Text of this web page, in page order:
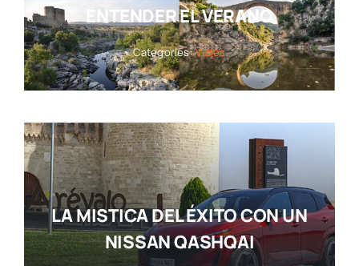
ENTENDER EL VERANO
Categories:Viajes
LA MISTICA DEL ÉXITO CON UN
NISSAN QASHQAI